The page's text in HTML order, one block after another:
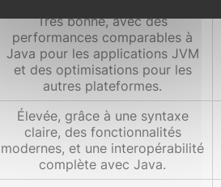
Très bonne, avec des
performances comparables à
Java pour les applications JVM
et des optimisations pour les
autres plateformes.
Élevée, grâce à une syntaxe
claire, des fonctionnalités
modernes, et une interopérabilité
complète avec Java.